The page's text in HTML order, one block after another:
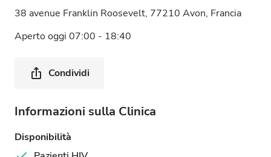
38 avenue Franklin Roosevelt, 77210 Avon, Francia
Aperto oggi 07:00 - 18:40
Condividi
Informazioni sulla Clinica
Disponibilità